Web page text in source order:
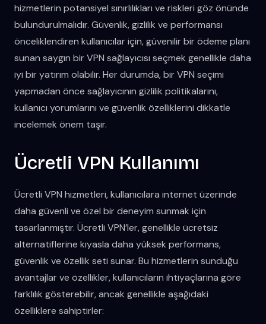
hizmetlerin potansiyel sınırlılıkları ve riskleri göz önünde
bulundurulmalıdır. Güvenlik, gizlilik ve performansı
önceliklendiren kullanıcılar için, güvenilir bir ödeme planı
sunan saygın bir VPN sağlayıcısı seçmek genellikle daha
iyi bir yatırım olabilir. Her durumda, bir VPN seçimi
yapmadan önce sağlayıcının gizlilik politikalarını,
kullanıcı yorumlarını ve güvenlik özelliklerini dikkatle
incelemek önem taşır.
Ücretli VPN Kullanımı
Ücretli VPN hizmetleri, kullanıcılara internet üzerinde
daha güvenli ve özel bir deneyim sunmak için
tasarlanmıştır. Ücretli VPN’ler, genellikle ücretsiz
alternatiflerine kıyasla daha yüksek performans,
güvenlik ve özellik seti sunar. Bu hizmetlerin sunduğu
avantajlar ve özellikler, kullanıcıların ihtiyaçlarına göre
farklılık gösterebilir, ancak genellikle aşağıdaki
özelliklere sahiptirler: